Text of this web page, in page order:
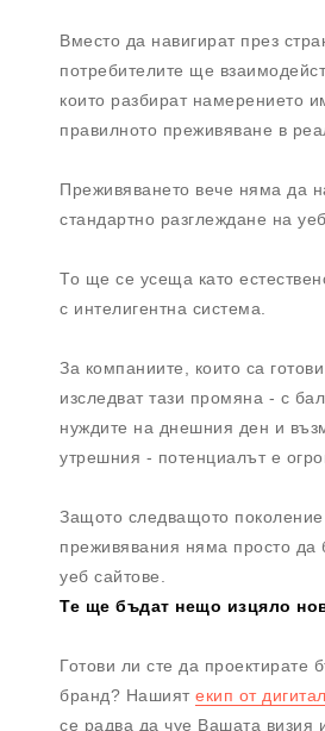
Вместо да навигират през
потребителите ще
които разбират намерението
правилното преживяване в
Преживяването вече няма да
стандартно разглеждане на
То ще се усеща като
с интелигентна система.
За компаниите, които са
изследват тази промяна - с
нуждите на днешния ден и
утрешния - потенциалът е
Защото следващото поколение
преживявания няма просто да
уеб сайтове.
Те ще бъдат нещо изцяло
Готови ли сте да проектирате
бранд? Нашият екип от
се радва да чуе Вашата визия